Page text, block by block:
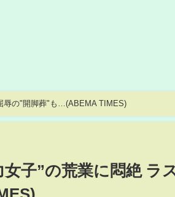
辱の"開脚葬"も…(ABEMA TIMES)
子”の荒業に悶絶 ラ